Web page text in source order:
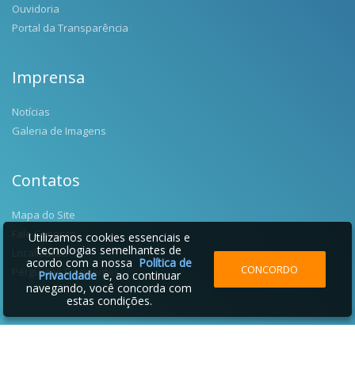
Ouvidoria
Portal da Transparência
Imprensa
Notícias
Galeria de Imagens
Contatos
Mapa do Site
Fale Conosco
Localização
Perguntas Frequentes
Utilizamos cookies essenciais e
tecnologias semelhantes de
acordo com a nossa Política de
Privacidadee, ao continuar
navegando, você concorda com
estas condições.
CONCORDO